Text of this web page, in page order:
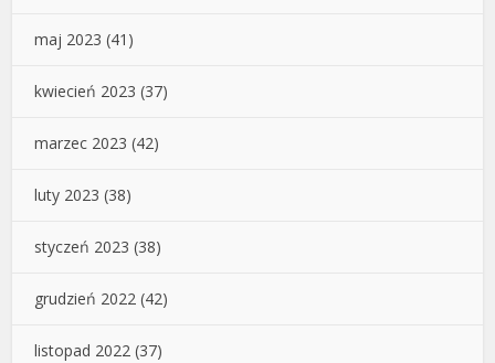
maj 2023 (41)
kwiecień 2023 (37)
marzec 2023 (42)
luty 2023 (38)
styczeń 2023 (38)
grudzień 2022 (42)
listopad 2022 (37)